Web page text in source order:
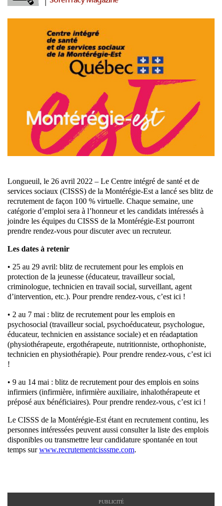
Longueuil, le 26 avril 2022 – Le Centre intégré de santé et de
services sociaux (CISSS) de la Montérégie-Est a lancé ses blitz de
recrutement de façon 100 % virtuelle. Chaque semaine, une
catégorie d’emploi sera à l’honneur et les candidats intéressés à
joindre les équipes du CISSS de la Montérégie-Est pourront
prendre rendez-vous pour discuter avec un recruteur.
Les dates à retenir
• 25 au 29 avril: blitz de recrutement pour les emplois en
protection de la jeunesse (éducateur, travailleur social,
criminologue, technicien en travail social, surveillant, agent
d’intervention, etc.). Pour prendre rendez-vous, c’est ici !
• 2 au 7 mai : blitz de recrutement pour les emplois en
psychosocial (travailleur social, psychoéducateur, psychologue,
éducateur, technicien en assistance sociale) et en réadaptation
(physiothérapeute, ergothérapeute, nutritionniste, orthophoniste,
technicien en physiothérapie). Pour prendre rendez-vous, c’est ici
!
• 9 au 14 mai : blitz de recrutement pour des emplois en soins
infirmiers (infirmière, infirmière auxiliaire, inhalothérapeute et
préposé aux bénéficiaires). Pour prendre rendez-vous, c’est ici !
Le CISSS de la Montérégie-Est étant en recrutement continu, les
personnes intéressées peuvent aussi consulter la liste des emplois
disponibles ou transmettre leur candidature spontanée en tout
temps surwww.recrutementcisssme.com.
PUBLICITÉ